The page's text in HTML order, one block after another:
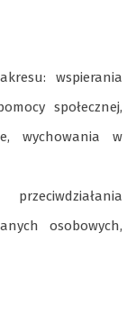
wspierania
społecznej,
wychowania w
osobowych,